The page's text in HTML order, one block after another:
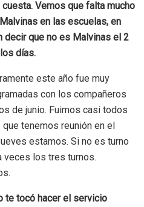
Vemos que falta mucho
en las escuelas, en
decir que no es Malvinas el 2
días.
este año fue muy
con los compañeros
de junio. Fuimos casi todos
tenemos reunión en el
estamos. Si no es turno
veces los tres turnos.
te tocó hacer el servicio